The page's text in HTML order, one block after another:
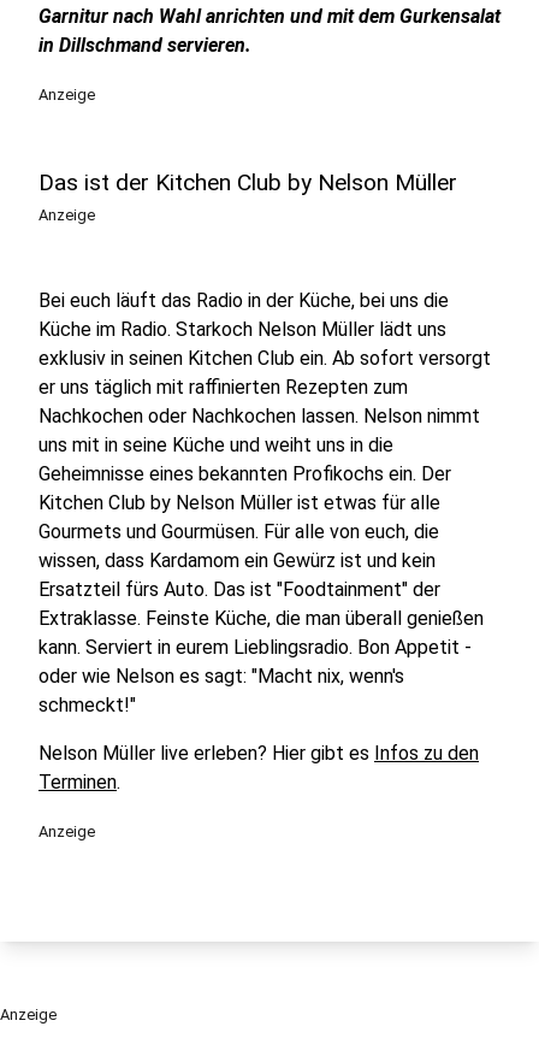
Garnitur nach Wahl anrichten und mit dem Gurkensalat
in Dillschmand servieren.
Anzeige
Das ist der Kitchen Club by Nelson Müller
Anzeige
Bei euch läuft das Radio in der Küche, bei uns die
Küche im Radio. Starkoch Nelson Müller lädt uns
exklusiv in seinen Kitchen Club ein. Ab sofort versorgt
er uns täglich mit raffinierten Rezepten zum
Nachkochen oder Nachkochen lassen. Nelson nimmt
uns mit in seine Küche und weiht uns in die
Geheimnisse eines bekannten Profikochs ein. Der
Kitchen Club by Nelson Müller ist etwas für alle
Gourmets und Gourmüsen. Für alle von euch, die
wissen, dass Kardamom ein Gewürz ist und kein
Ersatzteil fürs Auto. Das ist "Foodtainment" der
Extraklasse. Feinste Küche, die man überall genießen
kann. Serviert in eurem Lieblingsradio. Bon Appetit -
oder wie Nelson es sagt: "Macht nix, wenn's
schmeckt!"
Nelson Müller live erleben? Hier gibt es Infos zu den
Terminen.
Anzeige
Anzeige